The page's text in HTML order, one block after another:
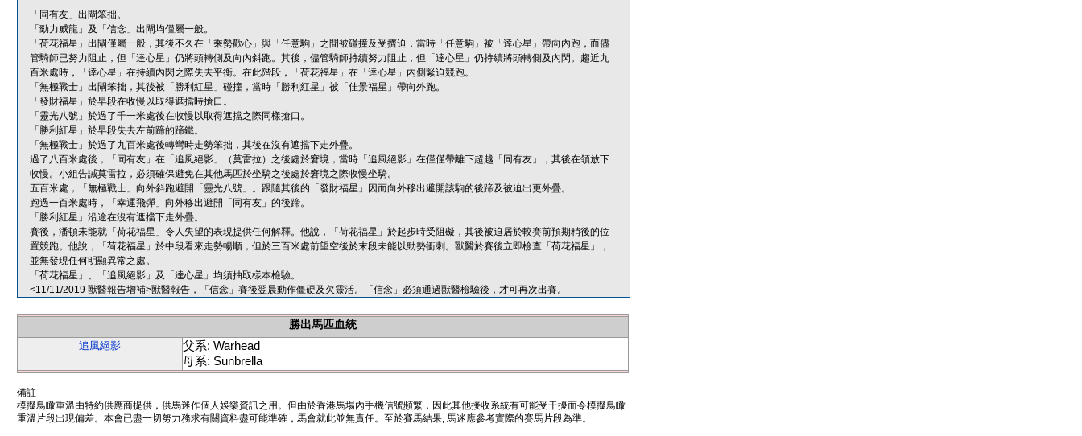
「同有友」出閘笨拙。
「勁力威龍」及「信念」出閘均僅屬一般。
「荷花福星」出閘僅屬一般，其後不久在「乘勢歡心」與「任意駒」之間被碰撞及受擠迫，當時「任意駒」被「達心星」帶向內跑，而儘
管騎師已努力阻止，但「達心星」仍將頭轉側及向內斜跑。其後，儘管騎師持續努力阻止，但「達心星」仍持續將頭轉側及內閃。趨近九
百米處時，「達心星」在持續內閃之際失去平衡。在此階段，「荷花福星」在「達心星」內側緊迫競跑。
「無極戰士」出閘笨拙，其後被「勝利紅星」碰撞，當時「勝利紅星」被「佳景福星」帶向外跑。
「發財福星」於早段在收慢以取得遮擋時搶口。
「靈光八號」於過了千一米處後在收慢以取得遮擋之際同樣搶口。
「勝利紅星」於早段失去左前蹄的蹄鐵。
「無極戰士」於過了九百米處後轉彎時走勢笨拙，其後在沒有遮擋下走外疊。
過了八百米處後，「同有友」在「追風絕影」（莫雷拉）之後處於窘境，當時「追風絕影」在僅僅帶離下超越「同有友」，其後在領放下
收慢。小組告誡莫雷拉，必須確保避免在其他馬匹於坐騎之後處於窘境之際收慢坐騎。
五百米處，「無極戰士」向外斜跑避開「靈光八號」。跟隨其後的「發財福星」因而向外移出避開該駒的後蹄及被迫出更外疊。
跑過一百米處時，「幸運飛彈」向外移出避開「同有友」的後蹄。
「勝利紅星」沿途在沒有遮擋下走外疊。
賽後，潘頓未能就「荷花福星」令人失望的表現提供任何解釋。他說，「荷花福星」於起步時受阻礙，其後被迫居於較賽前預期稍後的位
置競跑。他說，「荷花福星」於中段看來走勢暢順，但於三百米處前望空後於末段未能以勁勢衝刺。獸醫於賽後立即檢查「荷花福星」，
並無發現任何明顯異常之處。
「荷花福星」、「追風絕影」及「達心星」均須抽取樣本檢驗。
<11/11/2019 獸醫報告增補>獸醫報告，「信念」賽後翌晨動作僵硬及欠靈活。「信念」必須通過獸醫檢驗後，才可再次出賽。
勝出馬匹血統
追風絕影
父系: Warhead
母系: Sunbrella
備註
模擬鳥瞰重溫由特約供應商提供，供馬迷作個人娛樂資訊之用。但由於香港馬場內手機信號頻繁，因此其他接收系統有可能受干擾而令模擬鳥瞰
重溫片段出現偏差。本會已盡一切努力務求有關資料盡可能準確，馬會就此並無責任。至於賽馬結果, 馬迷應參考實際的賽馬片段為準。